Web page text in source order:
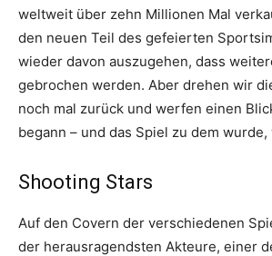
weltweit über zehn Millionen Mal
den neuen Teil des gefeierten
wieder davon auszugehen, dass
gebrochen werden. Aber drehen wir
noch mal zurück und werfen einen
begann – und das Spiel zu dem
Shooting Stars
Auf den Covern der verschiedenen
der herausragendsten Akteure, einer